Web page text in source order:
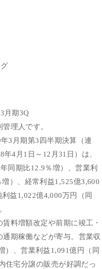
月期3Q
理人です。
3月期第3四半期決算（連
4月1日～12月31日）は、
同期比12.9％増）、営業利
）、経常利益1,525億3,600
益1,022億4,000万円（同
料増額改定や前期に竣工・
期稼働などが寄与。営業収
）、営業利益1,091億円（同
住宅分譲の販売が好調だっ